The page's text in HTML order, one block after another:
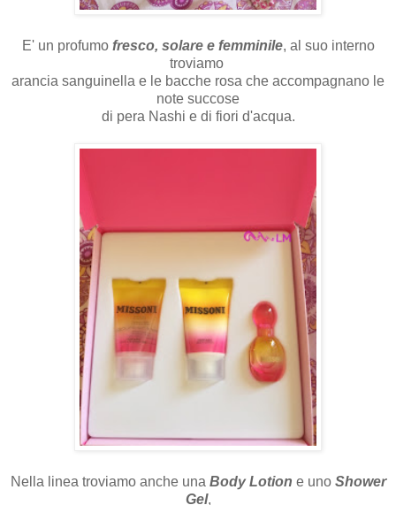
E' un profumofresco, solare e femminile, al suo interno
troviamo
arancia sanguinella e le bacche rosa che accompagnano le
note succose
di pera Nashi e di fiori d'acqua.
Nella linea troviamo anche una Body Lotion e uno Shower
Gel,